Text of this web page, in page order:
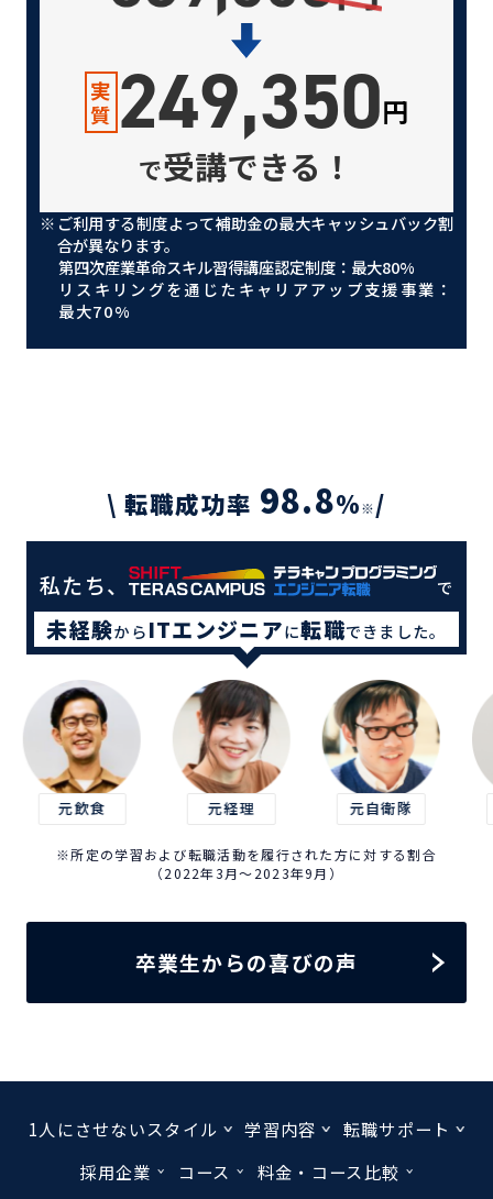
実
質 249,350円
で受講できる！
※ ご利用する制度よって補助金の最大キャッシュバック割
合が異なります。
第四次産業革命スキル習得講座認定制度：最大80%
リスキリングを通じたキャリアアップ支援事業：
最大70%
\ 転職成功率 98.8%※/
私たち、 で
未経験からITエンジニアに転職できました。
※所定の学習および転職活動を履行された方に対する割合
（2022年3月～2023年9月）
卒業生からの喜びの声
1人にさせないスタイル 学習内容
転職サポート
採用企業
コース 料金・コース比較